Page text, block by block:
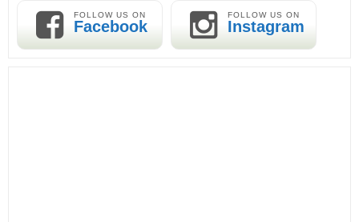
FOLLOW US ON
Facebook
FOLLOW US ON
Instagram